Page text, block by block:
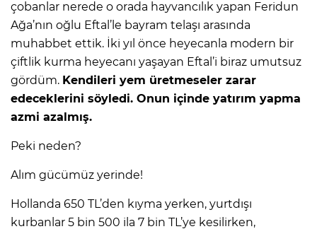
çobanlar nerede o orada hayvancılık yapan Feridun
Ağa’nın oğlu Eftal’le bayram telaşı arasında
muhabbet ettik. İki yıl önce heyecanla modern bir
çiftlik kurma heyecanı yaşayan Eftal’i biraz umutsuz
gördüm. Kendileri yem üretmeseler zarar
edeceklerini söyledi. Onun içinde yatırım yapma
azmi azalmış.
Peki neden?
Alım gücümüz yerinde!
Hollanda 650 TL’den kıyma yerken, yurtdışı
kurbanlar 5 bin 500 ila 7 bin TL’ye kesilirken,